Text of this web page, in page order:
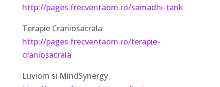
http://pages.frecventaom.ro/samadhi-tank
Terapie Craniosacrala
http://pages.frecventaom.ro/terapie-
craniosacrala
Luviom si MindSynergy